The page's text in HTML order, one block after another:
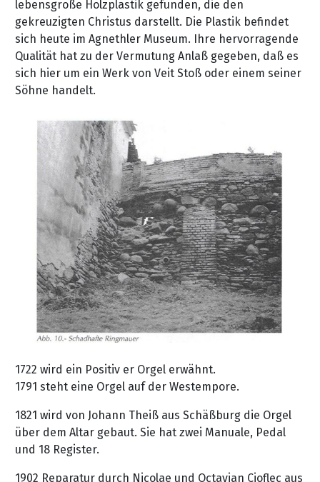
lebensgroße Holzplastik gefunden, die den
gekreuzigten Christus darstellt. Die Plastik befindet
sich heute im Agnethler Museum. Ihre hervorragende
Qualität hat zu der Vermutung Anlaß gegeben, daß es
sich hier um ein Werk von Veit Stoß oder einem seiner
Söhne handelt.
1722 wird ein Positiv er Orgel erwähnt.
1791 steht eine Orgel auf der Westempore.
1821 wird von Johann Theiß aus Schäßburg die Orgel
über dem Altar gebaut. Sie hat zwei Manuale, Pedal
und 18 Register.
1902 Reparatur durch Nicolae und Octavian Cioflec aus